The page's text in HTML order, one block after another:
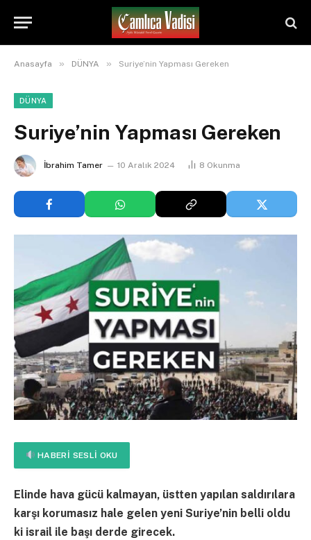
Anasayfa » DÜNYA » Suriye’nin Yapması Gereken
DÜNYA
Suriye’nin Yapması Gereken
İbrahim Tamer 10 Aralık 2024 8 Okunma
HABERI SESLI OKU
Elinde hava gücü kalmayan, üstten yapılan saldırılara
karşı korumasız hale gelen yeni Suriye’nin belli oldu
ki israil ile başı derde girecek.